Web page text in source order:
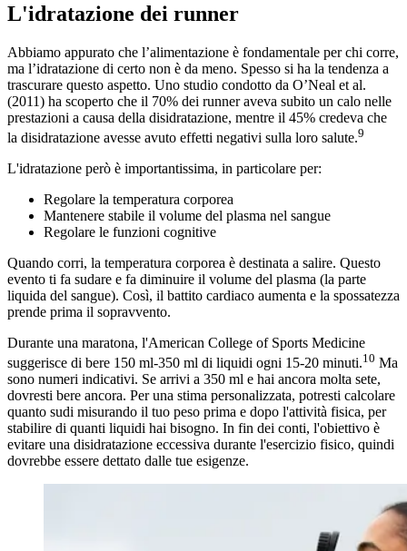
L'idratazione dei runner
Abbiamo appurato che l’alimentazione è fondamentale per chi corre,
ma l’idratazione di certo non è da meno. Spesso si ha la tendenza a
trascurare questo aspetto. Uno studio condotto da O’Neal et al.
(2011) ha scoperto che il 70% dei runner aveva subito un calo nelle
prestazioni a causa della disidratazione, mentre il 45% credeva che
la disidratazione avesse avuto effetti negativi sulla loro salute.9
L'idratazione però è importantissima, in particolare per:
Regolare la temperatura corporea
Mantenere stabile il volume del plasma nel sangue
Regolare le funzioni cognitive
Quando corri, la temperatura corporea è destinata a salire. Questo
evento ti fa sudare e fa diminuire il volume del plasma (la parte
liquida del sangue). Così, il battito cardiaco aumenta e la spossatezza
prende prima il sopravvento.
Durante una maratona, l'American College of Sports Medicine
suggerisce di bere 150 ml-350 ml di liquidi ogni 15-20 minuti.10 Ma
sono numeri indicativi. Se arrivi a 350 ml e hai ancora molta sete,
dovresti bere ancora. Per una stima personalizzata, potresti calcolare
quanto sudi misurando il tuo peso prima e dopo l'attività fisica, per
stabilire di quanti liquidi hai bisogno. In fin dei conti, l'obiettivo è
evitare una disidratazione eccessiva durante l'esercizio fisico, quindi
dovrebbe essere dettato dalle tue esigenze.